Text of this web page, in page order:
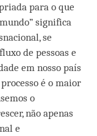
para o que
significa
se
de pessoas e
em nosso país
é o maior
o
não apenas
e